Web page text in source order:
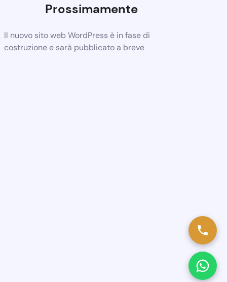
Prossimamente
Il nuovo sito web WordPress è in fase di
costruzione e sarà pubblicato a breve